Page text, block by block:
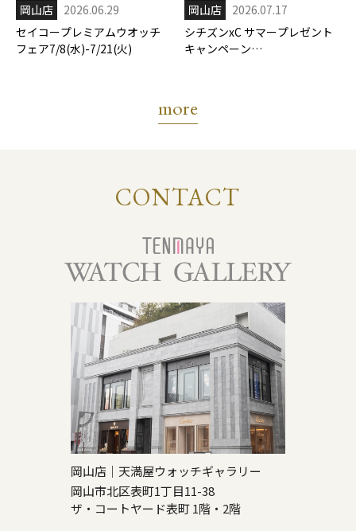
岡山店
2026.06.29
セイコープレミアムウオッチ
フェア7/8(水)-7/21(火)
岡山店
2026.07.17
シチズンxC サマープレゼント
キャンペーン
more
CONTACT
岡山店｜天満屋ウォッチギャラリー
岡山市北区表町1丁目11-38
ザ・コートヤード表町 1階・2階